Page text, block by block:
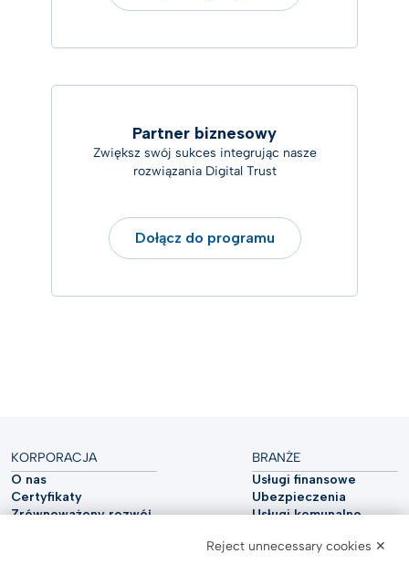
Partner biznesowy
Zwiększ swój sukces integrując nasze
rozwiązania Digital Trust
Dołącz do programu
KORPORACJA
O nas
Certyfikaty
Zrównoważony rozwój
BRANŻE
Usługi finansowe
Ubezpieczenia
Usługi komunalne
Telekomunikacja
Reject unnecessary cookies ✕